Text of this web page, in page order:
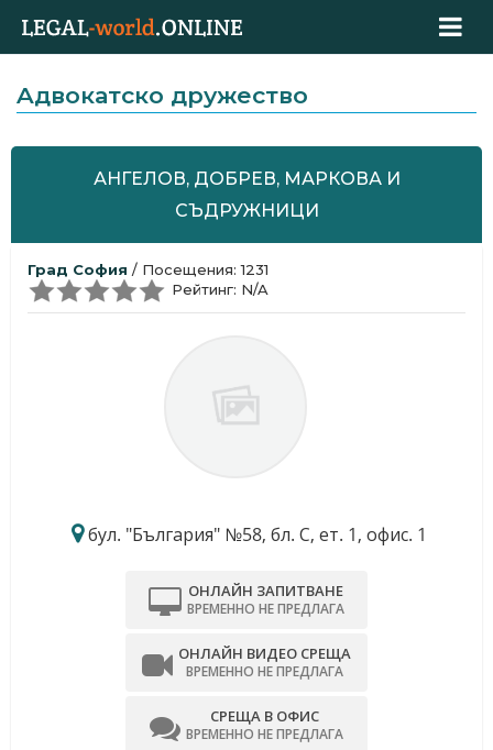
Aдвокатскo дружествo
АНГЕЛОВ, ДОБРЕВ, МАРКОВА И
СЪДРУЖНИЦИ
Град София / Посещения: 1231
Рейтинг: N/A
бул. "България" №58, бл. С, ет. 1, офис. 1
ОНЛАЙН ЗАПИТВАНЕ
ВРЕМЕННО НЕ ПРЕДЛАГА
ОНЛАЙН ВИДЕО СРЕЩА
ВРЕМЕННО НЕ ПРЕДЛАГА
СРЕЩА В ОФИС
ВРЕМЕННО НЕ ПРЕДЛАГА